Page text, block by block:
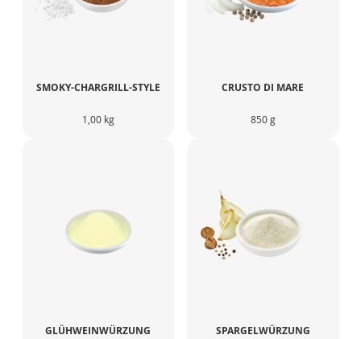
SMOKY-CHARGRILL-STYLE
1,00 kg
CRUSTO DI MARE
850 g
GLÜHWEINWÜRZUNG SPARGELWÜRZUNG